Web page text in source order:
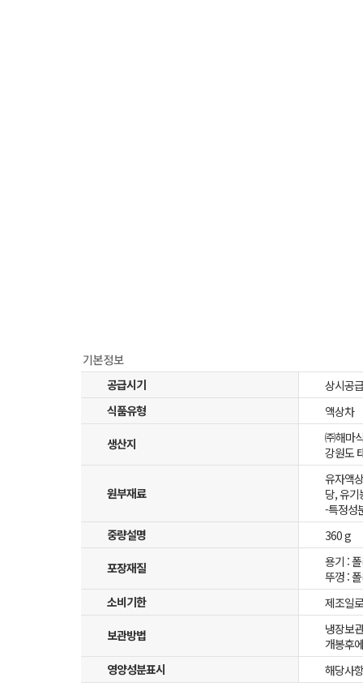
공급시기
상시공급
식품유형
액상차
생산지
㈜해마
강원도
원부재료
유자액
당, 유
-특정성
중량설명
360 g
포장재질
용기 :
뚜껑 :
소비기한
제조일
보관방법
냉장보
개봉후
영양성분표시
해당사